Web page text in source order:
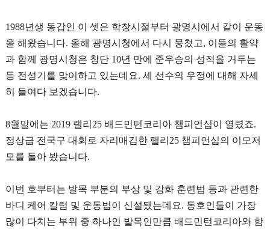
1988년생 동갑인 이 셋은 학창시절부터 광명시에서 같이 운동
을 해왔습니다. 올해 광명시청에서 다시 뭉쳤고, 이들의 활약
과 함께 광명시청은 창단 10년 만에 준우승의 성적을 거두는
등 전성기를 맞이하고 있는데요. 세 선수의 우정에 대해 자세
히 들여다 보겠습니다.
8월말에는 2019 랠리25 배드민턴코리아 챔피언십이 열렸죠.
정상급 전국구 대회로 자리매김한 랠리25 챔피언십의 이모저
모를 돌아 봤습니다.
이번 호부터는 발목 부분의 부상 및 강화 훈련법 등과 관련한
바디 케어 칼럼 및 운동법이 신설됐는데요. 동호인들이 가장
많이 다치는 부위 중 하나인 발목인만큼 배드민턴코리아와 함